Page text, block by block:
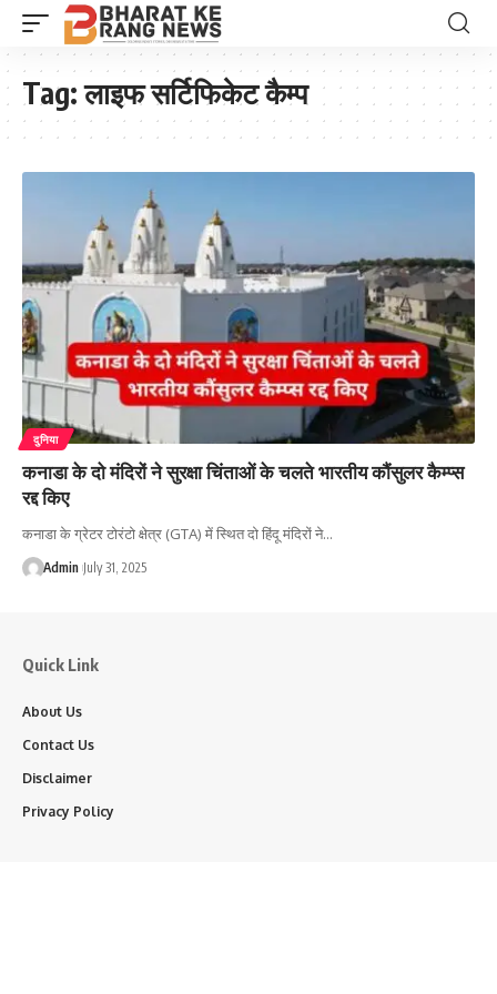
Tag:लाइफ सर्टिफिकेट कैम्प
दुनिया
कनाडा के दो मंदिरों ने सुरक्षा चिंताओं के चलते भारतीय कौंसुलर कैम्प्स
रद्द किए
कनाडा के ग्रेटर टोरंटो क्षेत्र (GTA) में स्थित दो हिंदू मंदिरों ने…
Admin July 31, 2025
Quick Link
About Us
Contact Us
Disclaimer
Privacy Policy